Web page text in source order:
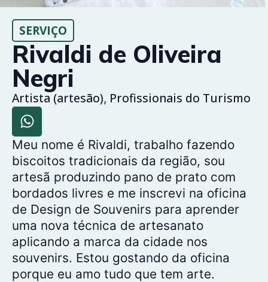
SERVIÇO
Rivaldi de Oliveira
Negri
Artista (artesão), Profissionais do Turismo
Meu nome é Rivaldi, trabalho fazendo
biscoitos tradicionais da região, sou
artesã produzindo pano de prato com
bordados livres e me inscrevi na oficina
de Design de Souvenirs para aprender
uma nova técnica de artesanato
aplicando a marca da cidade nos
souvenirs. Estou gostando da oficina
porque eu amo tudo que tem arte.